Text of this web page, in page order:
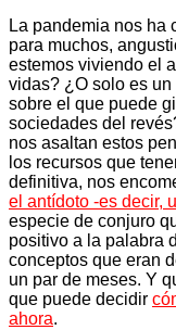
La pandemia nos ha
para muchos,
estemos viviendo el
vidas? ¿O solo es
sobre el que puede
sociedades del
nos asaltan estos
los recursos que
definitiva, nos
el antídoto -es decir,
especie de conjuro
positivo a la palabra
conceptos que eran
un par de meses. Y
que puede decidir
ahora.